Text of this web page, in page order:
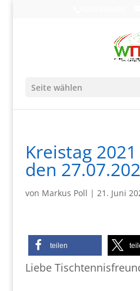
Seite wählen
Kreistag
den
von Markus Poll | 21. Juni
teilen
Liebe